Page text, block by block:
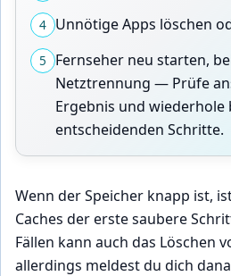
4 Unnötige Apps löschen
5
Fernseher neu starten,
Netztrennung — Prüfe
Ergebnis und wiederhole
entscheidenden Schritte.
Wenn der Speicher knapp ist,
Caches der erste saubere
Fällen kann auch das Löschen
allerdings meldest du dich